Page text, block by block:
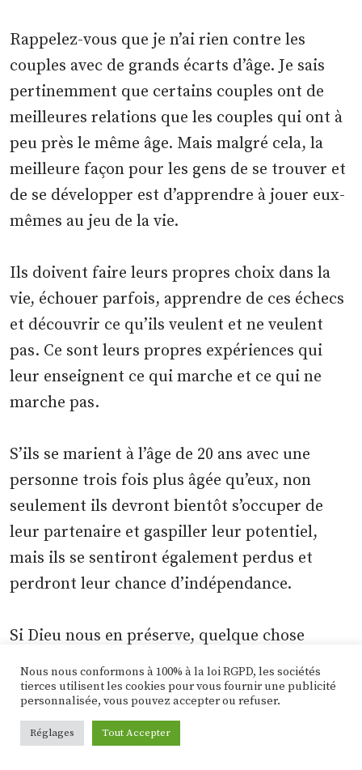
Rappelez-vous que je n’ai rien contre les
couples avec de grands écarts d’âge. Je sais
pertinemment que certains couples ont de
meilleures relations que les couples qui ont à
peu près le même âge. Mais malgré cela, la
meilleure façon pour les gens de se trouver et
de se développer est d’apprendre à jouer eux-
mêmes au jeu de la vie.
Ils doivent faire leurs propres choix dans la
vie, échouer parfois, apprendre de ces échecs
et découvrir ce qu’ils veulent et ne veulent
pas. Ce sont leurs propres expériences qui
leur enseignent ce qui marche et ce qui ne
marche pas.
S’ils se marient à l’âge de 20 ans avec une
personne trois fois plus âgée qu’eux, non
seulement ils devront bientôt s’occuper de
leur partenaire et gaspiller leur potentiel,
mais ils se sentiront également perdus et
perdront leur chance d’indépendance.
Si Dieu nous en préserve, quelque chose
devait arriver à leur partenaire ou s’ils se
faisaient larguer, ils souffriraient
énormément et seraient forcés de se
retrouver plus tard dans la vie. Il n’y a rien de
Nous nous conformons à 100% à la loi RGPD, les sociétés
tierces utilisent les cookies pour vous fournir une publicité
personnalisée, vous pouvez accepter ou refuser.
Réglages Tout Accepter